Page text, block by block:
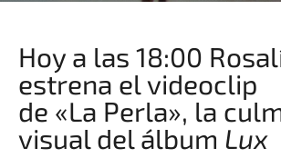
Hoy a las 18:00
estrena el videoclip
de «La Perla», la
visual del álbum Lux